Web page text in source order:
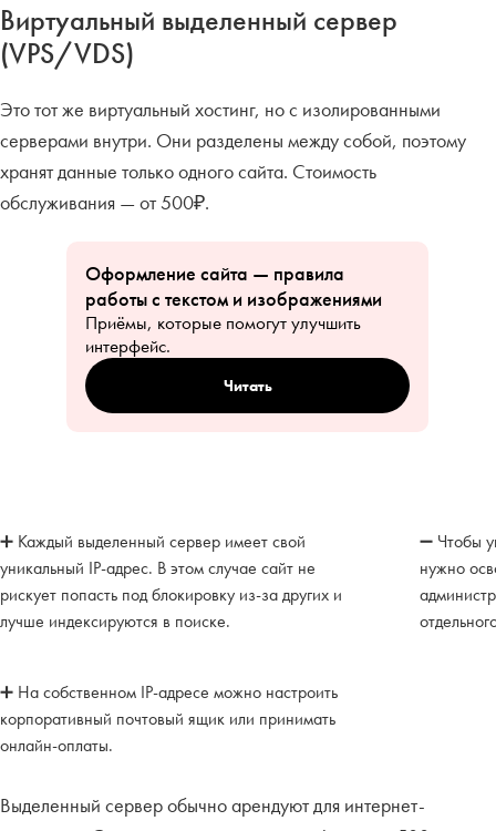
Виртуальный выделенный сервер
(VPS/VDS)
Это тот же виртуальный хостинг, но с изолированными
серверами внутри. Они разделены между собой, поэтому
хранят данные только одного сайта. Стоимость
обслуживания — от 500₽.
Оформление сайта — правила
работы с текстом и изображениями
Приёмы, которые помогут улучшить
интерфейс.
Читать
➕ Каждый выделенный сервер имеет свой
уникальный IP-адрес. В этом случае сайт не
рискует попасть под блокировку из-за других и
лучше индексируются в поиске.
➖ Чтобы
нужно
➕ На собственном IP-адресе можно настроить
корпоративный почтовый ящик или принимать
онлайн-оплаты.
Выделенный сервер обычно арендуют для интернет-